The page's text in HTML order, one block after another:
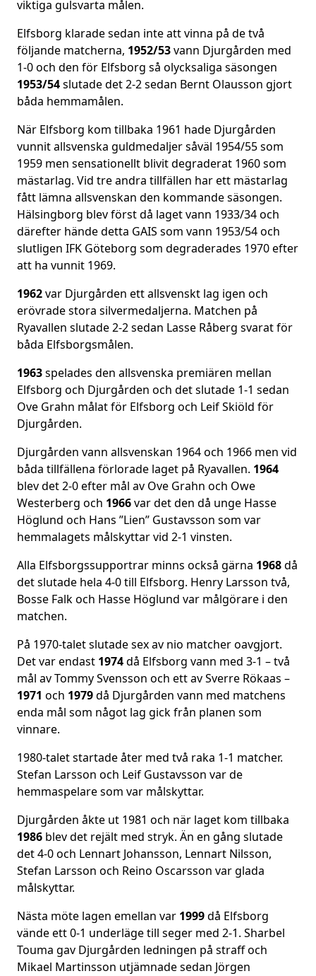
viktiga gulsvarta målen.
Elfsborg klarade sedan inte att vinna på de två
följande matcherna, 1952/53vann Djurgården med
1-0 och den för Elfsborg så olycksaliga säsongen
1953/54slutade det 2-2 sedan Bernt Olausson gjort
båda hemmamålen.
När Elfsborg kom tillbaka 1961 hade Djurgården
vunnit allsvenska guldmedaljer såväl 1954/55 som
1959 men sensationellt blivit degraderat 1960 som
mästarlag. Vid tre andra tillfällen har ett mästarlag
fått lämna allsvenskan den kommande säsongen.
Hälsingborg blev först då laget vann 1933/34 och
därefter hände detta GAIS som vann 1953/54 och
slutligen IFK Göteborg som degraderades 1970 efter
att ha vunnit 1969.
1962var Djurgården ett allsvenskt lag igen och
erövrade stora silvermedaljerna. Matchen på
Ryavallen slutade 2-2 sedan Lasse Råberg svarat för
båda Elfsborgsmålen.
1963spelades den allsvenska premiären mellan
Elfsborg och Djurgården och det slutade 1-1 sedan
Ove Grahn målat för Elfsborg och Leif Skiöld för
Djurgården.
Djurgården vann allsvenskan 1964 och 1966 men vid
båda tillfällena förlorade laget på Ryavallen. 1964
blev det 2-0 efter mål av Ove Grahn och Owe
Westerberg och 1966var det den då unge Hasse
Höglund och Hans ”Lien” Gustavsson som var
hemmalagets målskyttar vid 2-1 vinsten.
Alla Elfsborgssupportrar minns också gärna 1968då
det slutade hela 4-0 till Elfsborg. Henry Larsson två,
Bosse Falk och Hasse Höglund var målgörare i den
matchen.
På 1970-talet slutade sex av nio matcher oavgjort.
Det var endast 1974då Elfsborg vann med 3-1 – två
mål av Tommy Svensson och ett av Sverre Rökaas –
1971 och 1979då Djurgården vann med matchens
enda mål som något lag gick från planen som
vinnare.
1980-talet startade åter med två raka 1-1 matcher.
Stefan Larsson och Leif Gustavsson var de
hemmaspelare som var målskyttar.
Djurgården åkte ut 1981 och när laget kom tillbaka
1986 blev det rejält med stryk. Än en gång slutade
det 4-0 och Lennart Johansson, Lennart Nilsson,
Stefan Larsson och Reino Oscarsson var glada
målskyttar.
Nästa möte lagen emellan var 1999då Elfsborg
vände ett 0-1 underläge till seger med 2-1. Sharbel
Touma gav Djurgården ledningen på straff och
Mikael Martinsson utjämnade sedan Jörgen